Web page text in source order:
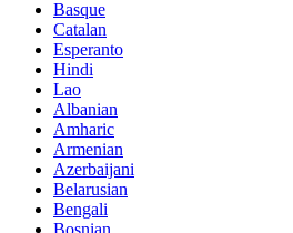
Basque
Catalan
Esperanto
Hindi
Lao
Albanian
Amharic
Armenian
Azerbaijani
Belarusian
Bengali
Bosnian